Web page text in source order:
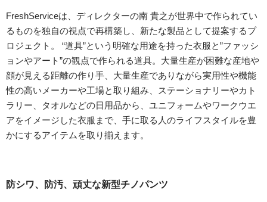
FreshServiceは、ディレクターの南 貴之が世界中で作られてい
るものを独自の視点で再構築し、新たな製品として提案するプ
ロジェクト。 “道具”という明確な用途を持った衣服と”ファッシ
ョンやアート”の観点で作られる道具。大量生産が困難な産地や
顔が見える距離の作り手、大量生産でありながら実用性や機能
性の高いメーカーや工場と取り組み、ステーショナリーやカト
ラリー、タオルなどの日用品から、ユニフォームやワークウエ
アをイメージした衣服まで、手に取る人のライフスタイルを豊
かにするアイテムを取り揃えます。
防シワ、防汚、頑丈な新型チノパンツ